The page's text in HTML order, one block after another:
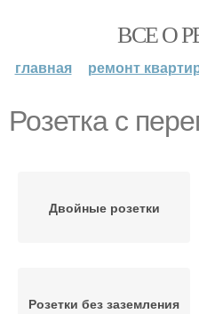
ВСЕ О
главная ремонт
Розетка с
Двойные розетки
Розетки без заземления